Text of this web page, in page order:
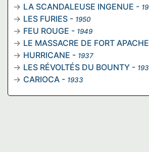
LA SCANDALEUSE INGENUE -
LES FURIES - 1950
FEU ROUGE - 1949
LE MASSACRE DE FORT APACHE
HURRICANE - 1937
LES RÉVOLTÉS DU BOUNTY -
CARIOCA - 1933